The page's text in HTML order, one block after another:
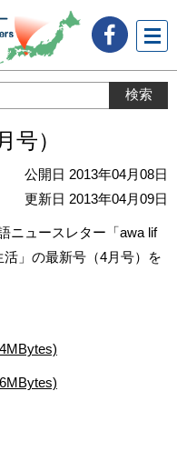
ュー
号）
公開日 2013年04月08日
更新日 2013年04月09日
ニュースレター「awa lif
」の最新号（4月号）を